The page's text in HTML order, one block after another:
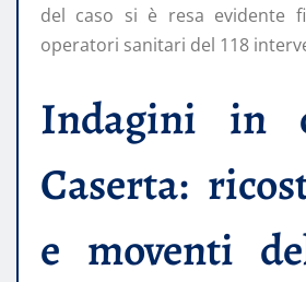
del caso si è resa evidente
operatori sanitari del 118
Indagini in
Caserta:
e moventi